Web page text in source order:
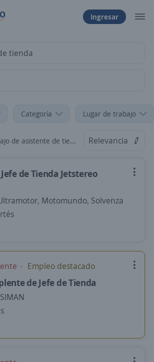
Ingresar
Categoría Lugar de trabajo
de asistente de tienda Relevancia
de Tienda Jetstereo
Motomundo, Solvenza
Empleo destacado
de Jefe de Tienda